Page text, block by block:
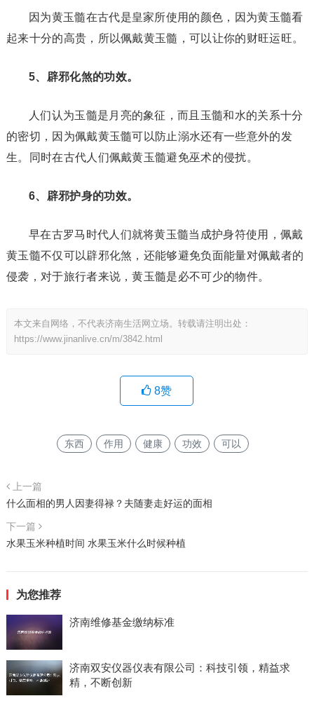
因为黄玉髓在古代是皇家所使用的颜色，因为黄玉髓看
起来十分的高贵，所以佩戴黄玉髓，可以让你的财旺运旺。
5、辟邪化煞的功效。
人们认为玉髓是月亮的象征，而且玉髓和水的关系十分
的密切，因为佩戴黄玉髓可以防止溺水还有一些意外的发
生。同时在古代人们佩戴黄玉髓避免巫术的侵扰。
6、辟邪护身的功效。
早在古罗马时代人们就将黄玉髓当成护身符使用，佩戴
黄玉髓不仅可以辟邪化煞，还能够避免负面能量对佩戴者的
侵袭，对于旅行者来说，黄玉髓是必不可少的物件。
本文来自网络，不代表济南生活网立场。转载请注明出处：
https://www.jinanlive.cn/m/3842.html
8赞
东西 作用 健康 功效 可以
上一篇
什么面相的男人因妻得禄？夫随妻走好运的面相
下一篇
水果玉米种植时间 水果玉米什么时候种植
为您推荐
济南维修基金缴纳标准
济南双安仪器仪表有限公司：科技引领，精益求
精，不断创新